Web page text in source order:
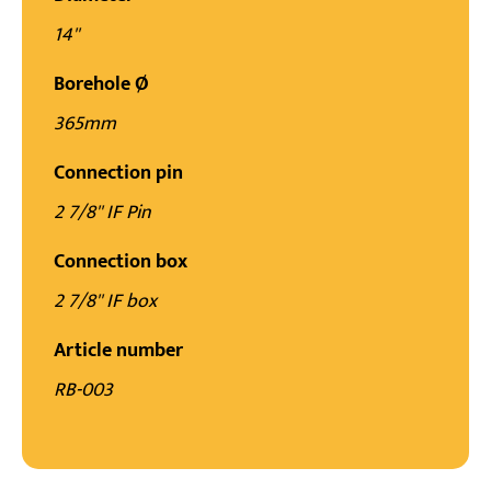
14''
Borehole Ø
365mm
Connection pin
2 7/8'' IF Pin
Connection box
2 7/8'' IF box
Article number
RB-003